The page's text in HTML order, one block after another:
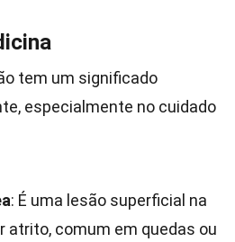
tem um significado
especialmente no cuidado
: É uma lesão superficial na
atrito, comum em quedas ou